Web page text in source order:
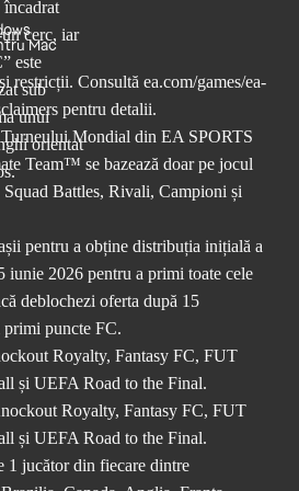
Mac
restricții. Consultă ea.com/games/ea-
pentru detalii.
Mondial din EA SPORTS
Team™ se bazează doar pe jocul
Battles, Rivali, Campioni și
pentru a obține distribuția inițială a
iunie 2026 pentru a primi toate cele
deblochezi oferta după 15
primi puncte FC.
Royalty, Fantasy FC, FUT
și UEFA Road to the Final.
Royalty, Fantasy FC, FUT
și UEFA Road to the Final.
1 jucător din fiecare dintre